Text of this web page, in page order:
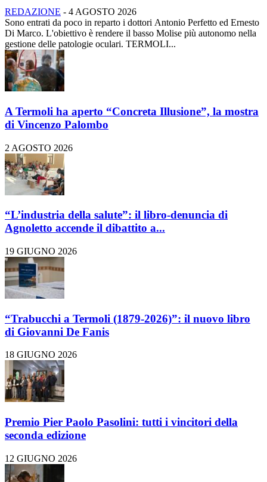
REDAZIONE - 4 AGOSTO 2026
Sono entrati da poco in reparto i dottori Antonio Perfetto ed Ernesto
Di Marco. L'obiettivo è rendere il basso Molise più autonomo nella
gestione delle patologie oculari. TERMOLI...
A Termoli ha aperto “Concreta Illusione”, la mostra
di Vincenzo Palombo
2 AGOSTO 2026
“L’industria della salute”: il libro-denuncia di
Agnoletto accende il dibattito a...
19 GIUGNO 2026
“Trabucchi a Termoli (1879-2026)”: il nuovo libro
di Giovanni De Fanis
18 GIUGNO 2026
Premio Pier Paolo Pasolini: tutti i vincitori della
seconda edizione
12 GIUGNO 2026